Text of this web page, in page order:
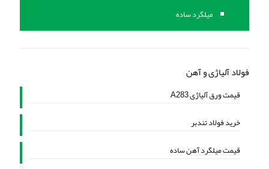
میلگرد ساده
فولاد آلیاژی و آهن
قیمت ورق آلیاژی A283
خرید فولاد تندبر
قیمت میلگرد آهن ساده